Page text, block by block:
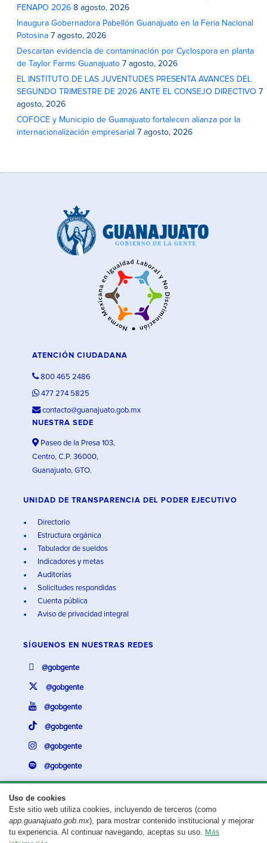
FENAPO 2026 8 agosto, 2026
Inaugura Gobernadora Pabellón Guanajuato en la Feria Nacional
Potosina 7 agosto, 2026
Descartan evidencia de contaminación por Cyclospora en planta
de Taylor Farms Guanajuato 7 agosto, 2026
EL INSTITUTO DE LAS JUVENTUDES PRESENTA AVANCES DEL
SEGUNDO TRIMESTRE DE 2026 ANTE EL CONSEJO DIRECTIVO 7
agosto, 2026
COFOCE y Municipio de Guanajuato fortalecen alianza por la
internacionalización empresarial 7 agosto, 2026
Uso de cookies
Este sitio web utiliza cookies, incluyendo de terceros (como
app.guanajuato.gob.mx), para mostrar contenido institucional y mejorar
tu experiencia. Al continuar navegando, aceptas su uso. Más
ATENCIÓN CIUDADANA
800 465 2486
477 274 5825
contacto@guanajuato.gob.mx
NUESTRA SEDE
Paseo de la Presa 103,
Centro, C.P. 36000,
Guanajuato, GTO.
UNIDAD DE TRANSPARENCIA DEL PODER EJECUTIVO
Directorio
Estructura orgánica
Tabulador de sueldos
Indicadores y metas
Auditorías
Solicitudes respondidas
Cuenta pública
Aviso de privacidad integral
SÍGUENOS EN NUESTRAS REDES
@gobgente
@gobgente
@gobgente
@gobgente
@gobgente
@gobgente
¿Existe algún problema con esta página?Repórtalo aquí.
Aviso legal